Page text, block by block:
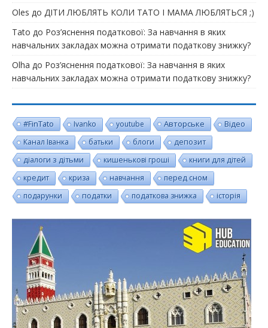
Oles до ДІТИ ЛЮБЛЯТЬ КОЛИ ТАТО І МАМА ЛЮБЛЯТЬСЯ ;)
Tato до Роз’яснення податкової: За навчання в яких
навчальних закладах можна отримати податкову знижку?
Olha до Роз’яснення податкової: За навчання в яких
навчальних закладах можна отримати податкову знижку?
#FinTato Ivanko youtube Авторське
Відео
Канал Іванка
батьки блоги депозит
діалоги з дітьми кишенькові гроші
книги для дітей
кредит
криза навчання
перед сном
подарунки
податки податкова знижка історія